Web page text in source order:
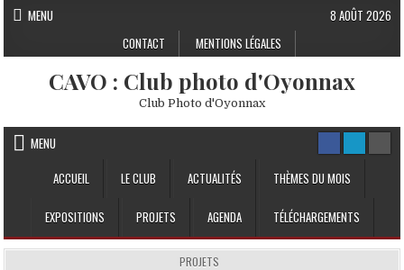
Skip to content
MENU
CONTACT
MENTIONS LÉGALES
8 AOÛT 2026
CAVO : Club photo d'Oyonnax
Club Photo d'Oyonnax
MENU
ACCUEIL
LE CLUB ACTUALITÉS THÈMES DU MOIS
EXPOSITIONS PROJETS AGENDA TÉLÉCHARGEMENTS
POSTED IN
PROJETS